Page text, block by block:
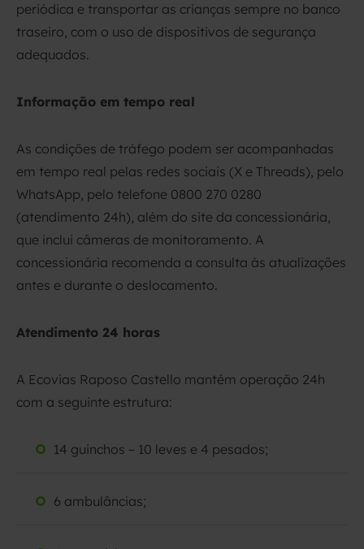
periódica e transportar as crianças sempre no banco
traseiro, com o uso de dispositivos de segurança
adequados.
Informação em tempo real
As condições de tráfego podem ser acompanhadas
em tempo real pelas redes sociais (X e Threads), pelo
WhatsApp, pelo telefone 0800 270 0280
(atendimento 24h), além do site da concessionária,
que inclui câmeras de monitoramento. A
concessionária recomenda a consulta às atualizações
antes e durante o deslocamento.
Atendimento 24 horas
A Ecovias Raposo Castello mantém operação 24h
com a seguinte estrutura:
14 guinchos – 10 leves e 4 pesados;
6 ambulâncias;